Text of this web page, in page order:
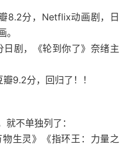
8.2分，Netflix动画剧，日
剧，《轮到你了》奈绪主
9.2分，回归了！！
不单独列了：
物生灵》《指环王：力量之